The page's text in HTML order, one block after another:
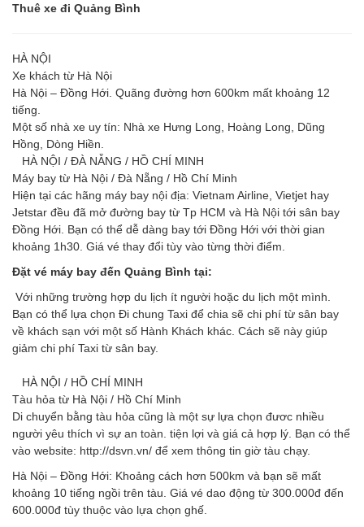
Thuê xe đi Quảng Bình
HÀ NỘI
Xe khách từ Hà Nội
Hà Nội – Đồng Hới. Quãng đường hơn 600km mất khoảng 12
tiếng.
Một số nhà xe uy tín: Nhà xe Hưng Long, Hoàng Long, Dũng
Hồng, Dòng Hiền.
HÀ NỘI / ĐÀ NẴNG / HỒ CHÍ MINH
Máy bay từ Hà Nội / Đà Nẵng / Hồ Chí Minh
Hiện tại các hãng máy bay nội địa: Vietnam Airline, Vietjet hay
Jetstar đều đã mở đường bay từ Tp HCM và Hà Nội tới sân bay
Đồng Hới. Bạn có thể dễ dàng bay tới Đồng Hới với thời gian
khoảng 1h30. Giá vé thay đổi tùy vào từng thời điểm.
Đặt vé máy bay đến Quảng Bình tại:
Với những trường hợp du lịch ít người hoặc du lịch một mình.
Bạn có thể lựa chọn Đi chung Taxi để chia sẽ chi phí từ sân bay
về khách sạn với một số Hành Khách khác. Cách sẽ này giúp
giảm chi phí Taxi từ sân bay.
HÀ NỘI / HỒ CHÍ MINH
Tàu hỏa từ Hà Nội / Hồ Chí Minh
Di chuyển bằng tàu hỏa cũng là một sự lựa chọn đươc nhiều
người yêu thích vì sự an toàn. tiện lợi và giá cả hợp lý. Bạn có thể
vào website: http://dsvn.vn/ để xem thông tin giờ tàu chạy.
Hà Nội – Đồng Hới: Khoảng cách hơn 500km và bạn sẽ mất
khoảng 10 tiếng ngồi trên tàu. Giá vé dao động từ 300.000đ đến
600.000đ tùy thuộc vào lựa chọn ghế.